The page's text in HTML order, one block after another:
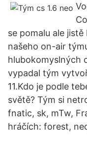
se pomalu ale
našeho on-air
hlubokomyslných
vypadal tým
11.Kdo je podle
světě? Tým si
fnatic, sk, mTw,
hráčích: forest,